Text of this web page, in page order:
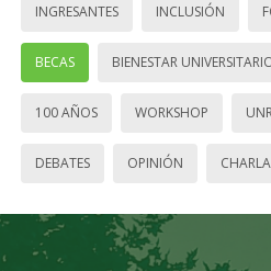
INGRESANTES INCLUSIÓN
BECAS BIENESTAR
100 AÑOS WORKSHOP
DEBATES OPINIÓN